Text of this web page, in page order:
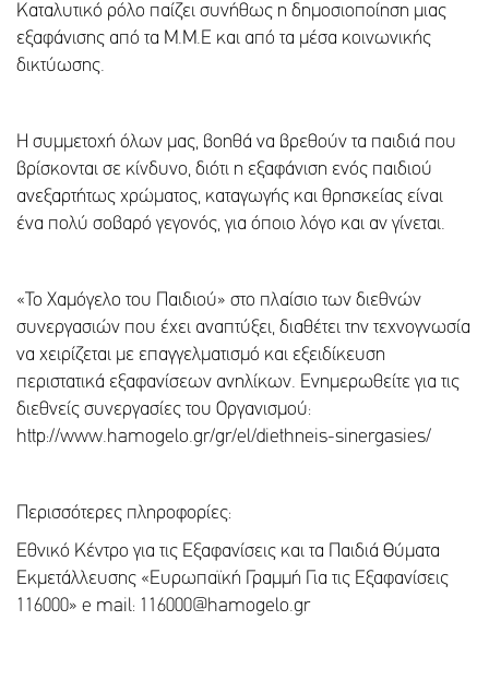
Καταλυτικό ρόλο παίζει συνήθως η δημοσιοποίηση μιας
εξαφάνισης από τα Μ.Μ.Ε και από τα μέσα κοινωνικής
δικτύωσης.
Η συμμετοχή όλων μας, βοηθά να βρεθούν τα παιδιά που
βρίσκονται σε κίνδυνο, διότι η εξαφάνιση ενός παιδιού
ανεξαρτήτως χρώματος, καταγωγής και θρησκείας είναι
ένα πολύ σοβαρό γεγονός, για όποιο λόγο και αν γίνεται.
«Το Χαμόγελο του Παιδιού» στο πλαίσιο των διεθνών
συνεργασιών που έχει αναπτύξει, διαθέτει την τεχνογνωσία
να χειρίζεται με επαγγελματισμό και εξειδίκευση
περιστατικά εξαφανίσεων ανηλίκων. Ενημερωθείτε για τις
διεθνείς συνεργασίες του Οργανισμού:
http://www.hamogelo.gr/gr/el/diethneis-sinergasies/
Περισσότερες πληροφορίες:
Εθνικό Κέντρο για τις Εξαφανίσεις και τα Παιδιά Θύματα
Εκμετάλλευσης «Ευρωπαϊκή Γραμμή Για τις Εξαφανίσεις
116000» e mail: 116000@hamogelo.gr